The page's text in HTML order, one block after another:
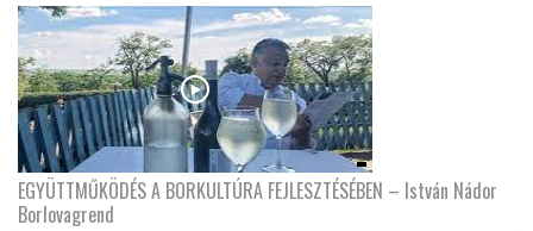
EGYÜTTMŰKÖDÉS A BORKULTÚRA FEJLESZTÉSÉBEN – István Nádor
Borlovagrend